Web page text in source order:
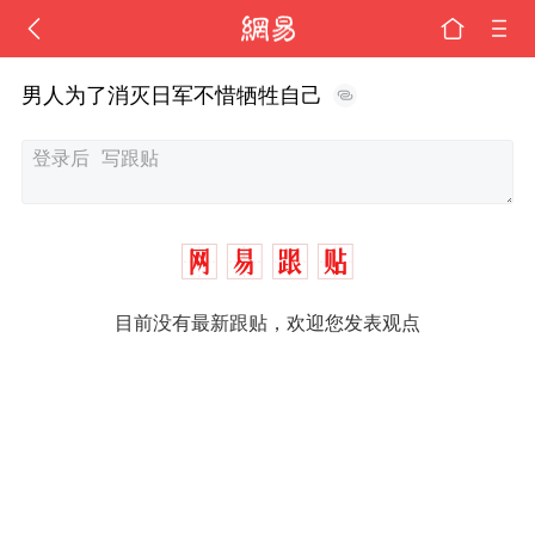
男人为了消灭日军不惜牺牲自己
目前没有最新跟贴，欢迎您发表观点